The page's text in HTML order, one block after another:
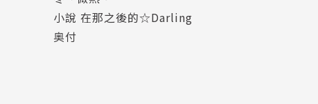
小說 在那之後的☆Darling
奥付